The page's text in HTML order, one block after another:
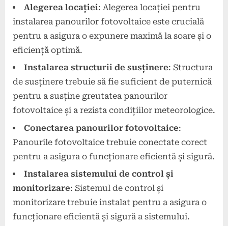
Alegerea locației: Alegerea locației pentru
instalarea panourilor fotovoltaice este crucială
pentru a asigura o expunere maximă la soare și o
eficiență optimă.
Instalarea structurii de susținere: Structura
de susținere trebuie să fie suficient de puternică
pentru a susține greutatea panourilor
fotovoltaice și a rezista condițiilor meteorologice.
Conectarea panourilor fotovoltaice:
Panourile fotovoltaice trebuie conectate corect
pentru a asigura o funcționare eficientă și sigură.
Instalarea sistemului de control și
monitorizare: Sistemul de control și
monitorizare trebuie instalat pentru a asigura o
funcționare eficientă și sigură a sistemului.